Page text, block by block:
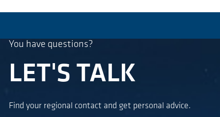
You have questions?
LET'S TALK
Find your regional contact and get personal advice.